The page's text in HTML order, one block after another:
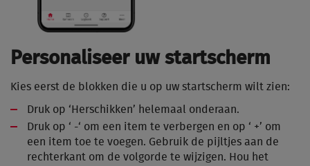
Personaliseer uw startscherm
Kies eerst de blokken die u op uw startscherm wilt zien:
Druk op ‘Herschikken’ helemaal onderaan.
Druk op ‘ -‘ om een item te verbergen en op ‘ +’ om
een item toe te voegen. Gebruik de pijltjes aan de
rechterkant om de volgorde te wijzigen. Hou het